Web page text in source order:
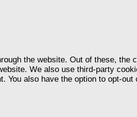
the website. Out of these,
We also use third-party
also have the option to opt-